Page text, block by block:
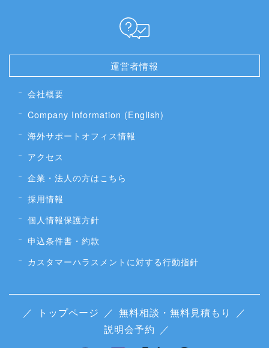
運営者情報
会社概要
Company Information (English)
海外サポートオフィス情報
アクセス
企業・法人の方はこちら
採用情報
個人情報保護方針
申込条件書・約款
カスタマーハラスメントに対する行動指針
／ トップページ ／ 無料相談・無料見積もり
／
説明会予約 ／